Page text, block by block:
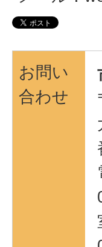
お問い
合わせ